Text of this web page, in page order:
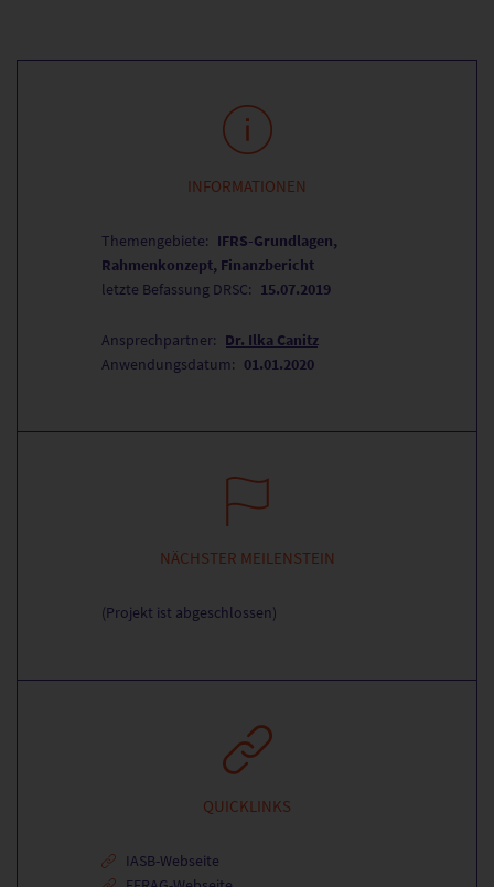
INFORMATIONEN
Themengebiete: IFRS-Grundlagen,
Rahmenkonzept, Finanzbericht
letzte Befassung DRSC: 15.07.2019
Ansprechpartner: Dr. Ilka Canitz
Anwendungsdatum: 01.01.2020
NÄCHSTER MEILENSTEIN
(Projekt ist abgeschlossen)
QUICKLINKS
IASB-Webseite